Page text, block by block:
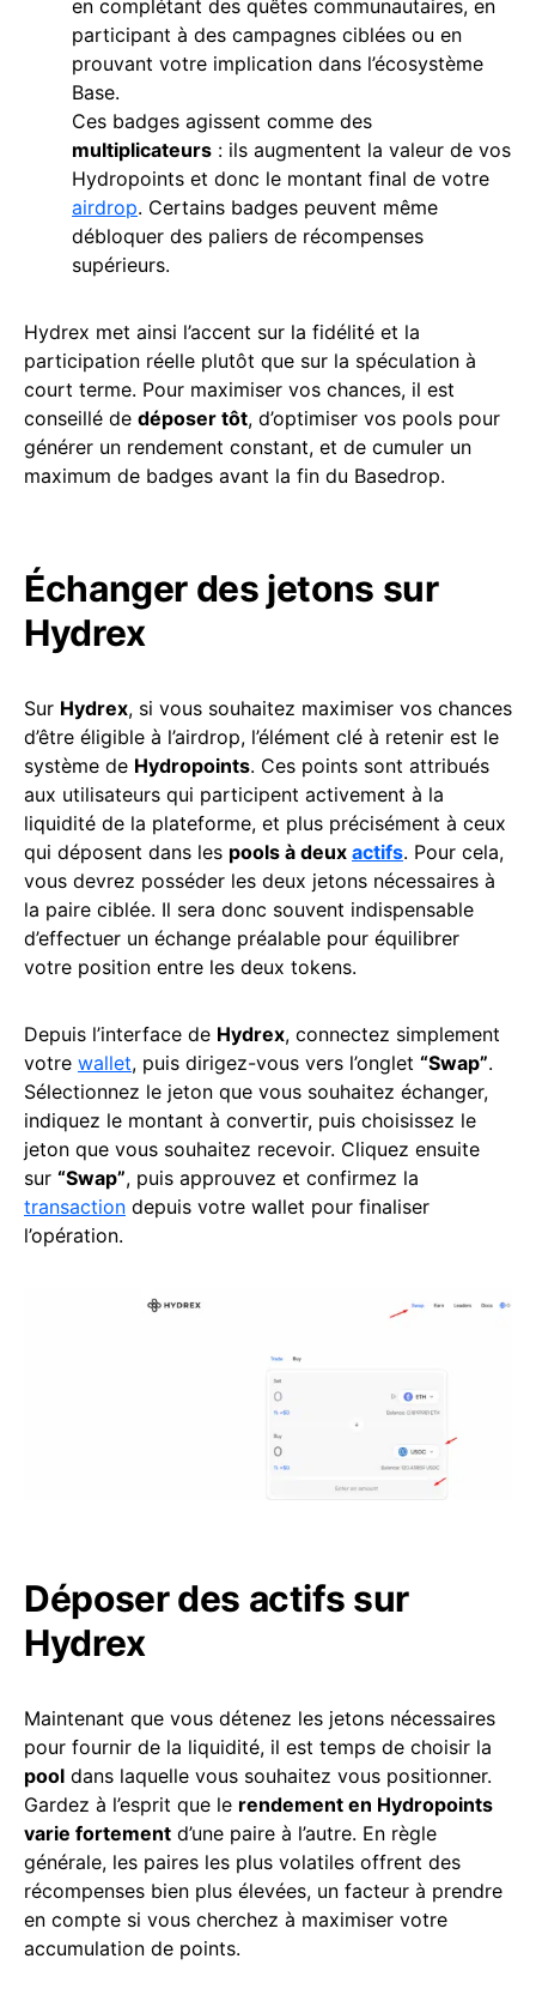
en complétant des quêtes communautaires, en
participant à des campagnes ciblées ou en
prouvant votre implication dans l’écosystème
Base.
Ces badges agissent comme des
multiplicateurs : ils augmentent la valeur de vos
Hydropoints et donc le montant final de votre
airdrop. Certains badges peuvent même
débloquer des paliers de récompenses
supérieurs.
Hydrex met ainsi l’accent sur la fidélité et la
participation réelle plutôt que sur la spéculation à
court terme. Pour maximiser vos chances, il est
conseillé de déposer tôt, d’optimiser vos pools pour
générer un rendement constant, et de cumuler un
maximum de badges avant la fin du Basedrop.
Échanger des jetons sur
Hydrex
Sur Hydrex, si vous souhaitez maximiser vos chances
d’être éligible à l’airdrop, l’élément clé à retenir est le
système de Hydropoints. Ces points sont attribués
aux utilisateurs qui participent activement à la
liquidité de la plateforme, et plus précisément à ceux
qui déposent dans les pools à deux actifs. Pour cela,
vous devrez posséder les deux jetons nécessaires à
la paire ciblée. Il sera donc souvent indispensable
d’effectuer un échange préalable pour équilibrer
votre position entre les deux tokens.
Depuis l’interface de Hydrex, connectez simplement
votre wallet, puis dirigez-vous vers l’onglet “Swap”.
Sélectionnez le jeton que vous souhaitez échanger,
indiquez le montant à convertir, puis choisissez le
jeton que vous souhaitez recevoir. Cliquez ensuite
sur “Swap”, puis approuvez et confirmez la
transaction depuis votre wallet pour finaliser
l’opération.
Déposer des actifs sur
Hydrex
Maintenant que vous détenez les jetons nécessaires
pour fournir de la liquidité, il est temps de choisir la
pool dans laquelle vous souhaitez vous positionner.
Gardez à l’esprit que le rendement en Hydropoints
varie fortement d’une paire à l’autre. En règle
générale, les paires les plus volatiles offrent des
récompenses bien plus élevées, un facteur à prendre
en compte si vous cherchez à maximiser votre
accumulation de points.